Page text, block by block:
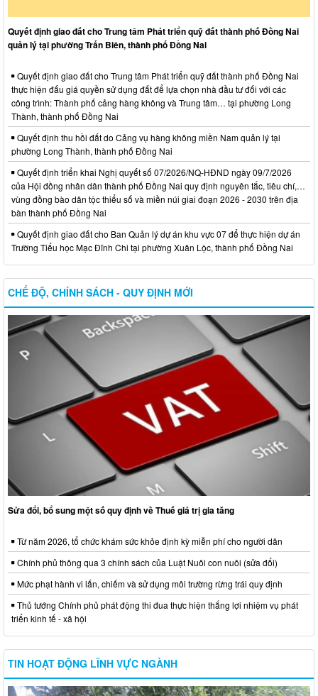
Quyết định giao đất cho Trung tâm Phát triển quỹ đất thành phố Đồng Nai
quản lý tại phường Trấn Biên, thành phố Đồng Nai
Quyết định giao đất cho Trung tâm Phát triển quỹ đất thành phố Đồng Nai
thực hiện đấu giá quyền sử dụng đất để lựa chọn nhà đầu tư đối với các
công trình: Thành phố cảng hàng không và Trung tâm… tại phường Long
Thành, thành phố Đồng Nai
Quyết định thu hồi đất do Cảng vụ hàng không miền Nam quản lý tại
phường Long Thành, thành phố Đồng Nai
Quyết định triển khai Nghị quyết số 07/2026/NQ-HĐND ngày 09/7/2026
của Hội đồng nhân dân thành phố Đồng Nai quy định nguyên tắc, tiêu chí,…
vùng đồng bào dân tộc thiểu số và miền núi giai đoạn 2026 - 2030 trên địa
bàn thành phố Đồng Nai
Quyết định giao đất cho Ban Quản lý dự án khu vực 07 để thực hiện dự án
Trường Tiểu học Mạc Đĩnh Chi tại phường Xuân Lộc, thành phố Đồng Nai
CHẾ ĐỘ, CHÍNH SÁCH - QUY ĐỊNH MỚI
Sửa đổi, bổ sung một số quy định về Thuế giá trị gia tăng
Từ năm 2026, tổ chức khám sức khỏe định kỳ miễn phí cho người dân
Chính phủ thông qua 3 chính sách của Luật Nuôi con nuôi (sửa đổi)
Mức phạt hành vi lấn, chiếm và sử dụng môi trường rừng trái quy định
Thủ tướng Chính phủ phát động thi đua thực hiện thắng lợi nhiệm vụ phát
triển kinh tế - xã hội
TIN HOẠT ĐỘNG LĨNH VỰC NGÀNH